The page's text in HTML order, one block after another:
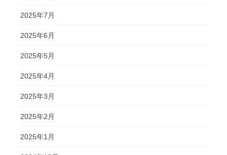
2025年7月
2025年6月
2025年5月
2025年4月
2025年3月
2025年2月
2025年1月